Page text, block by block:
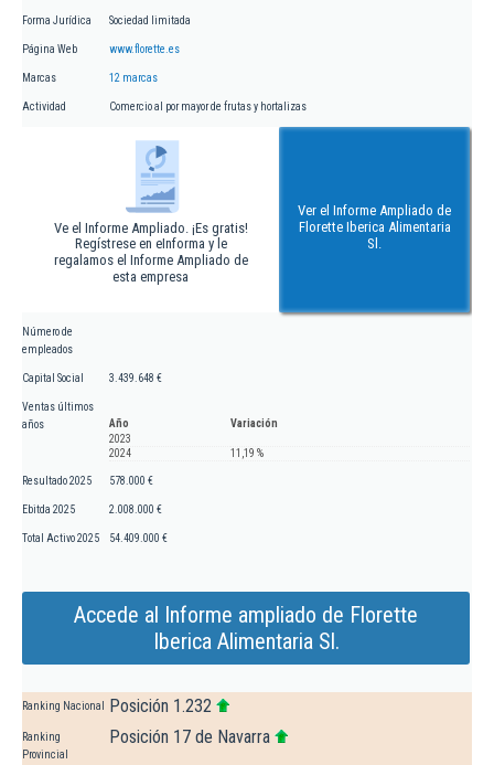
Forma Jurídica Sociedad limitada
Página Web www.florette.es
Marcas 12 marcas
Actividad Comercio al por mayor de frutas y hortalizas
Ve el Informe Ampliado. ¡Es gratis!
Regístrese en eInforma y le
regalamos el Informe Ampliado de
esta empresa
Ver el Informe Ampliado de
Florette Iberica Alimentaria
Sl.
Número de
empleados
Capital Social 3.439.648 €
Ventas últimos
años
Año
Variación
2023
2024
11,19 %
Resultado 2025 578.000 €
Ebitda 2025 2.008.000 €
Total Activo 2025 54.409.000 €
Accede al Informe ampliado de Florette
Iberica Alimentaria Sl.
Ranking Nacional Posición 1.232
Ranking
Provincial
Posición 17 de Navarra